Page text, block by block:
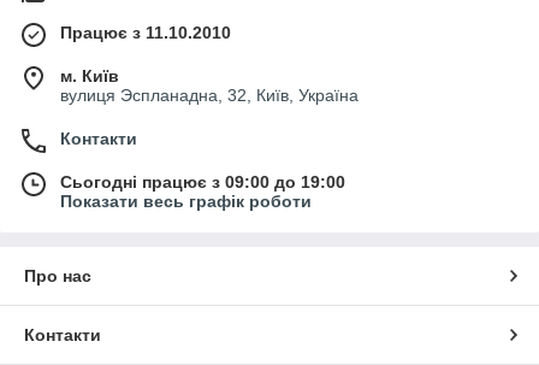
Працює з 11.10.2010
м. Київ
вулиця Эспланадна, 32, Київ, Україна
Контакти
Сьогодні працює з 09:00 до 19:00
Показати весь графік роботи
Про нас
Контакти